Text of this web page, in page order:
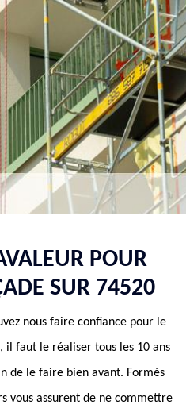
POUR
SUR 74520
nous faire confiance pour le
il faut le réaliser tous les 10 ans
de le faire bien avant. Formés
vous assurent de ne commettre